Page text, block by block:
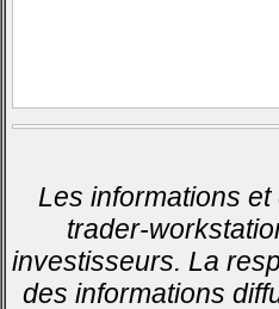
Les informations
trader-
investisseurs. La
des informations